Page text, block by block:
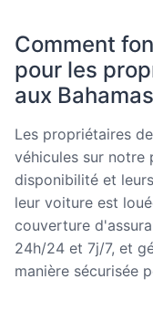
Comment
pour les
aux
Les propriétaires
véhicules sur notre
disponibilité et
leur voiture est
couverture
24h/24 et 7j/7, et
manière sécurisée